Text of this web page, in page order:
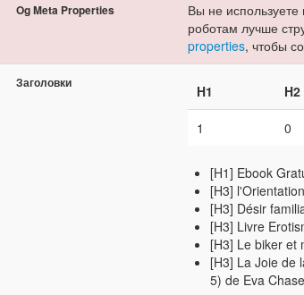
Og Meta Properties
Вы не
роботам лучше
properties, чтобы
Заголовки H1 H2
1 0
[H1] Ebook
[H3]
[H3] Désir
[H3] Livre
[H3] Le biker et
[H3] La Joie de
5) de Eva Chase